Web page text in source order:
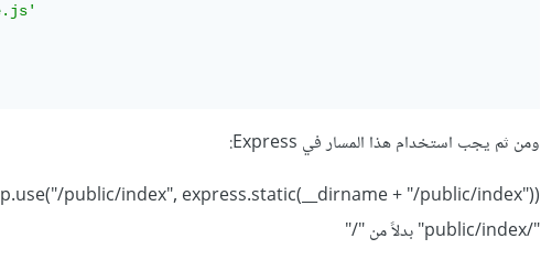
ومن ثم يجب استخدام هذا المسار في Express:
"/public/index" بدلاً من "/"